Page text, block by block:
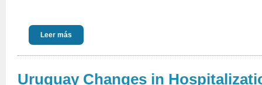
Leer más
Uruguay Changes in